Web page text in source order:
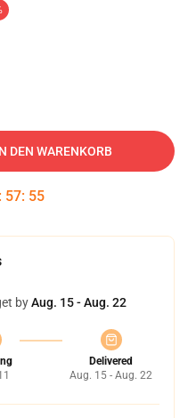
DEN WARENKORB
: 57: 55
byAug. 15 - Aug. 22
Delivered
Aug. 15 - Aug. 22